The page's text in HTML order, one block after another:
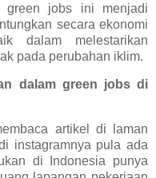
green jobs ini menjadi
secara ekonomi
dalam melestarikan
pada perubahan iklim.
dalam green jobs di
artikel di laman
instagramnya pula ada
di Indonesia punya